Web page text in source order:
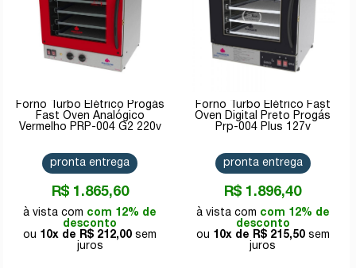
Forno Turbo Elétrico Progás
Fast Oven Analógico
Vermelho PRP-004 G2 220v
R$ 1.865,60
com 12% de
desconto
10x de
R$ 212,00
pronta entrega
Forno Turbo Elétrico Fast
Oven Digital Preto Progás
Prp-004 Plus 127v
R$ 1.896,40
com 12% de
desconto
10x de
R$ 215,50
pronta entrega